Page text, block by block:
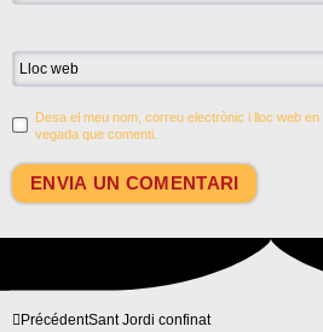
Lloc web
Desa el meu nom, correu electrònic i lloc web
vegada que comenti.
PrécédentSant Jordi confinat